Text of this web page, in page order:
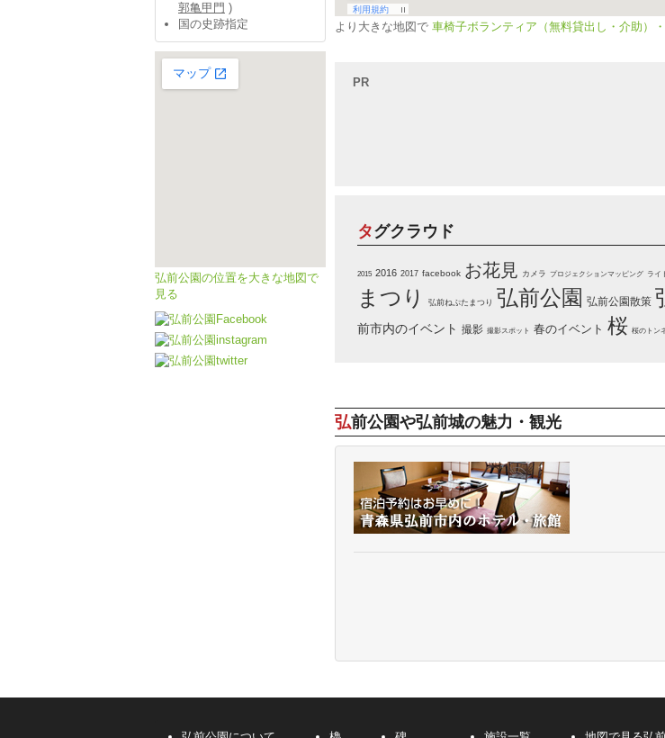
より大きな地図で 車椅子ボランティア（無料貸出し・介助）
PR
タグクラウド
2015 2016 2017 facebook お花見 カメラ プロジェクションマッピング ライ
まつり
弘前ねぷたまつり 弘前公園 弘前公園散策
前市内のイベント 撮影 撮影スポット 春のイベント 桜 桜のトン
弘前公園や弘前城の魅力・観光
郭亀甲門 )
国の史跡指定
弘前公園の位置を大きな地図で
見る